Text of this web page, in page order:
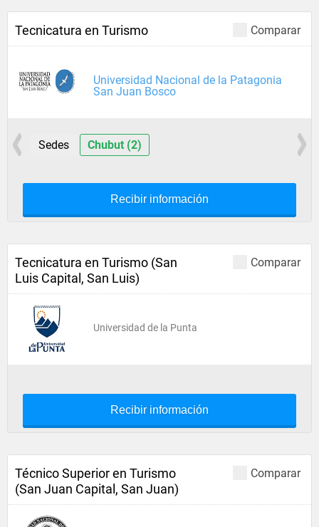
Comparar
Tecnicatura en Turismo
Universidad Nacional de la Patagonia
San Juan Bosco
Sedes Chubut (2)
Recibir información
Comparar
Tecnicatura en Turismo (San
Luis Capital, San Luis)
Universidad de la Punta
Recibir información
Comparar
Técnico Superior en Turismo
(San Juan Capital, San Juan)